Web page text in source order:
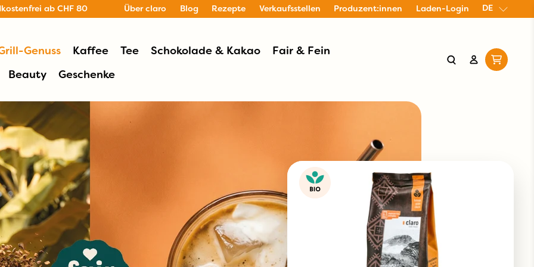
ab CHF 80 Über claro Blog Rezepte Verkaufsstellen Produzent:innen Laden-Login DE
Genuss Kaffee Tee Schokolade & Kakao Fair & Fein
Beauty Geschenke